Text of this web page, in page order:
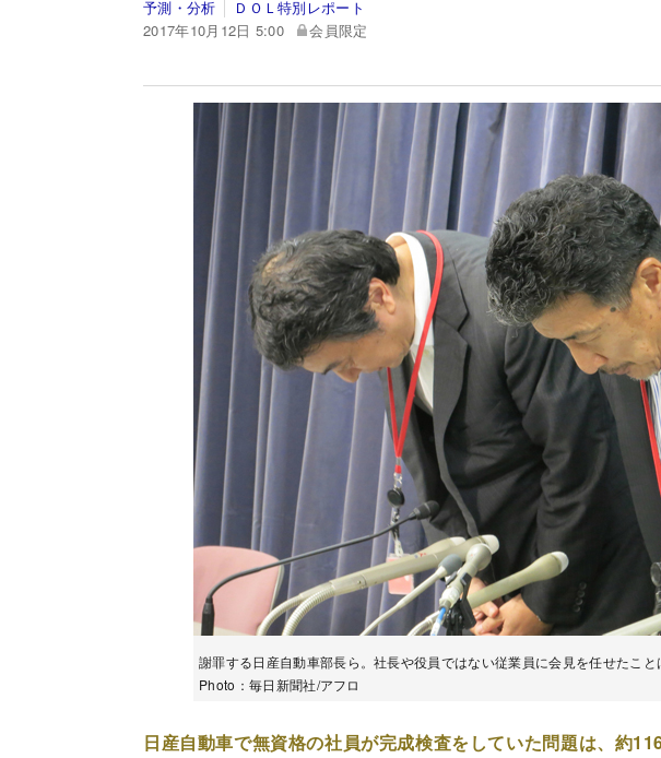
予測・分析
ＤＯＬ特別レポート
2017年10月12日 5:00
会員限定
謝罪する日産自動車部長ら。社長や役員ではない従業員に会見を任せたこ
Photo：毎日新聞社/アフロ
日産自動車で無資格の社員が完成検査をしていた問題は、約